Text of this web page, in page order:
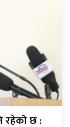
रहेको छ :